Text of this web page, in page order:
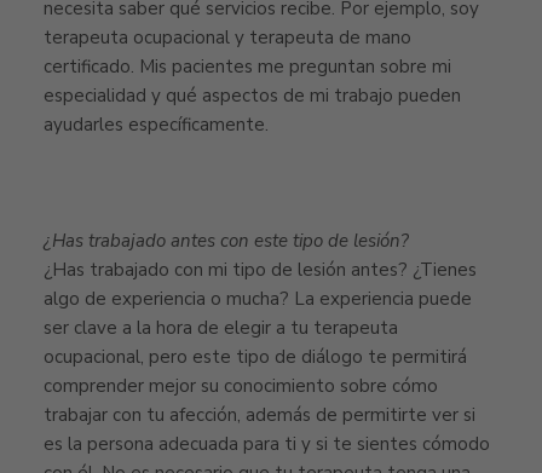
necesita saber qué servicios recibe. Por ejemplo, soy
terapeuta ocupacional y terapeuta de mano
certificado. Mis pacientes me preguntan sobre mi
especialidad y qué aspectos de mi trabajo pueden
ayudarles específicamente.
¿Has trabajado antes con este tipo de lesión?
¿Has trabajado con mi tipo de lesión antes? ¿Tienes
algo de experiencia o mucha? La experiencia puede
ser clave a la hora de elegir a tu terapeuta
ocupacional, pero este tipo de diálogo te permitirá
comprender mejor su conocimiento sobre cómo
trabajar con tu afección, además de permitirte ver si
es la persona adecuada para ti y si te sientes cómodo